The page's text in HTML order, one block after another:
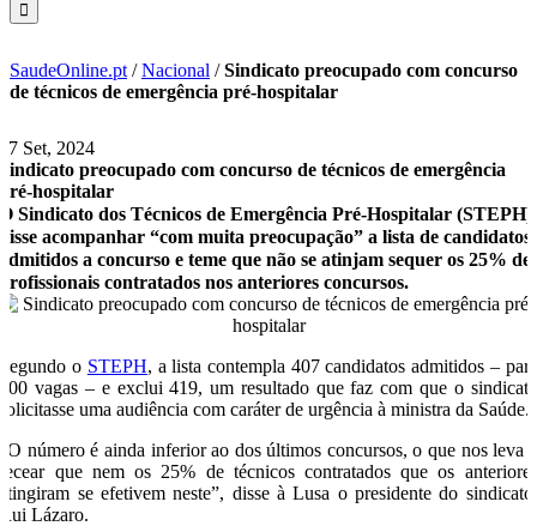
SaudeOnline.pt /Nacional /Sindicato preocupado com concurso
de técnicos de emergência pré-hospitalar
17 Set, 2024
Sindicato preocupado com concurso de técnicos de emergência
pré-hospitalar
O Sindicato dos Técnicos de Emergência Pré-Hospitalar (STEPH)
disse acompanhar “com muita preocupação” a lista de candidatos
admitidos a concurso e teme que não se atinjam sequer os 25% de
profissionais contratados nos anteriores concursos.
Segundo o STEPH, a lista contempla 407 candidatos admitidos – para
200 vagas – e exclui 419, um resultado que faz com que o sindicato
solicitasse uma audiência com caráter de urgência à ministra da Saúde.
“O número é ainda inferior ao dos últimos concursos, o que nos leva a
recear que nem os 25% de técnicos contratados que os anteriores
atingiram se efetivem neste”, disse à Lusa o presidente do sindicato,
Rui Lázaro.